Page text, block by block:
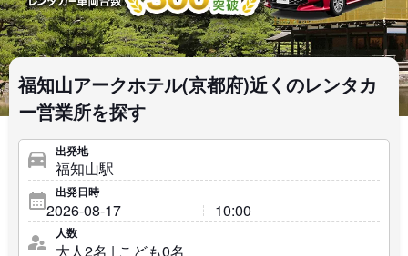
福知山アークホテル(京都府)近くのレンタカ
ー営業所を探す
出発地
出発日時
人数